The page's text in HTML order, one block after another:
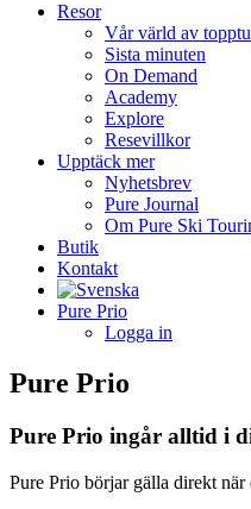
Resor
Vår värld av
Sista minuten
On Demand
Academy
Explore
Resevillkor
Upptäck mer
Nyhetsbrev
Pure Journal
Om Pure Ski
Butik
Kontakt
Pure Prio
Logga in
Pure Prio
Pure Prio ingår alltid i
Pure Prio börjar gälla direkt när